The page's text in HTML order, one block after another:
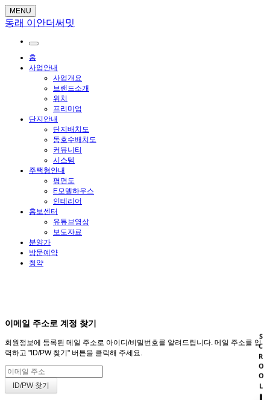
MENU
동래 이안더써밋
홈
사업안내
사업개요
브랜드소개
위치
프리미엄
단지안내
단지배치도
동호수배치도
커뮤니티
시스템
주택형안내
평면도
E모델하우스
인테리어
홍보센터
유튜브영상
보도자료
분양가
방문예약
청약
이메일 주소로 계정 찾기
회원정보에 등록된 메일 주소로 아이디/비밀번호를 알려드립니다. 메일 주소를 입
력하고 "ID/PW 찾기" 버튼을 클릭해 주세요.
SCROOL